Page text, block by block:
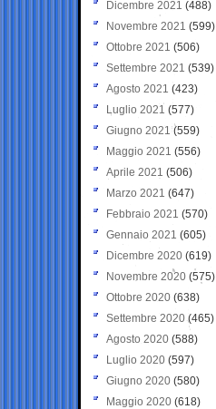
Dicembre 2021 (488)
Novembre 2021 (599)
Ottobre 2021 (506)
Settembre 2021 (539)
Agosto 2021 (423)
Luglio 2021 (577)
Giugno 2021(559)
Maggio 2021 (556)
Aprile 2021 (506)
Marzo 2021 (647)
Febbraio 2021 (570)
Gennaio 2021 (605)
Dicembre 2020 (619)
Novembre 2020 (575)
Ottobre 2020 (638)
Settembre 2020(465)
Agosto 2020 (588)
Luglio 2020 (597)
Giugno 2020 (580)
Maggio 2020 (618)